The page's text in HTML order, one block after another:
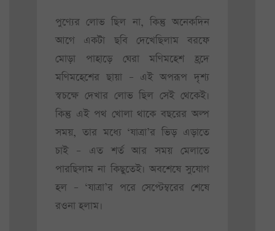
পুণ্যের লোভ ছিল না, কিন্তু অনেকদিন
আগে একটা ছবি দেখেছিলাম বরফে
মোড়া পাহাড়ে ঘেরা মণিমহেশ হ্রদে
মণিমহেশের ছায়া – এই অপরূপ দৃশ্য
স্বচক্ষে দেখার লোভ ছিল সেই থেকেই।
কিন্তু এই পথ খোলা থাকে বছরের অল্প
সময়, তার মধ্যে ‘যাত্রা’র ভিড় এড়াতে
চাই – এত শর্ত আর সময় মেলাতে
পারছিলাম না কিছুতেই। অবশেষে সুযোগ
হল – ‘যাত্রা’র পরে সেপ্টেম্বরের শেষে
রওনা হলাম।